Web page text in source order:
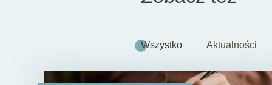
Wszystko Aktualności